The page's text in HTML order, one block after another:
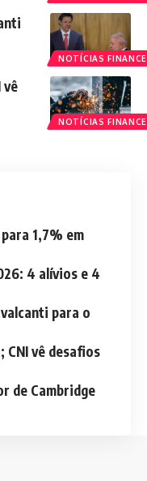
NOTÍCIAS
NOTÍCIAS
vê
1,7% em
4 alívios e 4
para o
CNI vê desafios
de Cambridge